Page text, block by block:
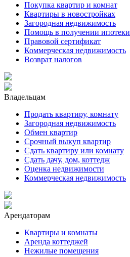
Покупка квартир и комнат
Квартиры в новостройках
Загородная недвижимость
Помощь в получении ипотеки
Правовой сертификат
Коммерческая недвижимость
Возврат налогов
Владельцам
Продать квартиру, комнату
Загородная недвижимость
Обмен квартир
Срочный выкуп квартир
Сдать квартиру или комнату
Сдать дачу, дом, коттедж
Оценка недвижимости
Коммерческая недвижимость
Арендаторам
Квартиры и комнаты
Аренда коттеджей
Нежилые помещения